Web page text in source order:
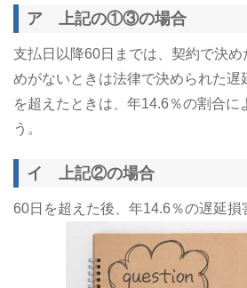
ア 上記の①③の場合
支払日以降60日までは、契約で決
めがないときは法律で決められた遅
を超えたときは、年14.6％の割合に
う。
イ 上記②の場合
60日を超えた後、年14.6％の遅延損